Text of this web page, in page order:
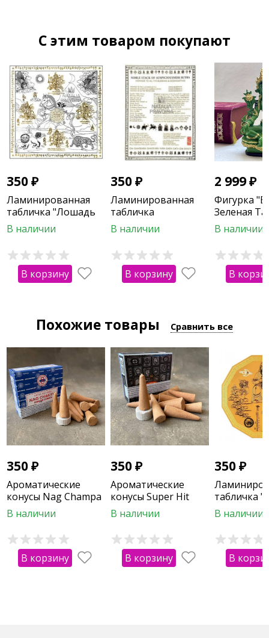
C этим товаром покупают
350₽
Ламинированная
табличка "Лошадь
победы"
В наличии
В корзину
350₽
Ламинированная
табличка
"Благоприятная
сутра"
В наличии
В корзину
2 999₽
Фигурка
Зеленая
В наличии
В
Похожие товары Сравнить все
350₽
Ароматические
конусы Nag Champa
В наличии
В корзину
350₽
Ароматические
конусы Super Hit
В наличии
В корзину
350₽
табличка
от Тай
В наличии
В